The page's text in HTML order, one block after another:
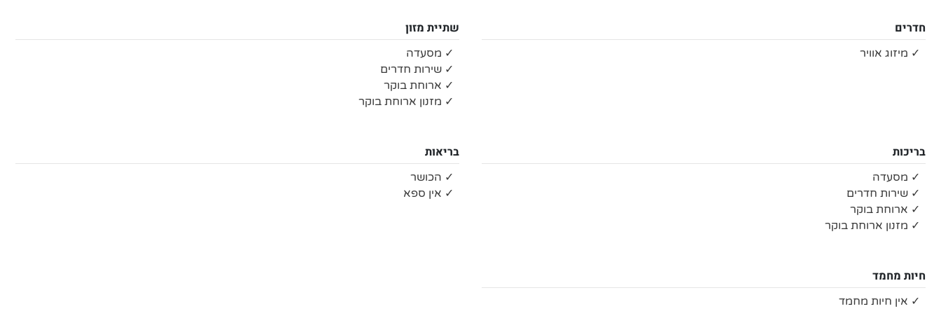
חדרים
✓ מיזוג אוויר
שתיית מזון
✓ מסעדה
✓ שירות חדרים
✓ ארוחת בוקר
✓ מזנון ארוחת בוקר
בריכות
✓ מסעדה
✓ שירות חדרים
✓ ארוחת בוקר
✓ מזנון ארוחת בוקר
בריאות
✓ הכושר
✓ אין ספא
חיות מחמד
✓ אין חיות מחמד